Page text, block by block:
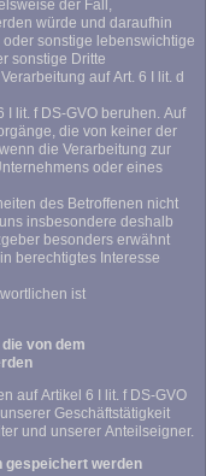
der Fall,
würde und daraufhin
sonstige lebenswichtige
sonstige Dritte
auf Art. 6 I lit. d
I lit. f DS-GVO beruhen. Auf
die von keiner der
die Verarbeitung zur
oder eines
des Betroffenen nicht
insbesondere deshalb
besonders erwähnt
berechtigtes Interesse
ist
von dem
auf Artikel 6 I lit. f DS-GVO
Geschäftstätigkeit
und unserer Anteilseigner.
gespeichert werden